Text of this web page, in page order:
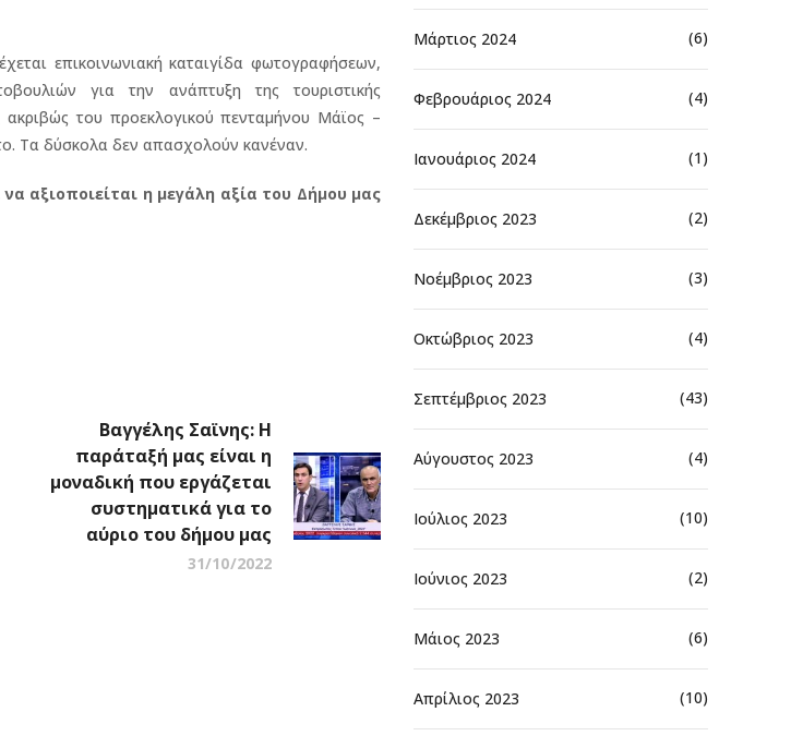
επικοινωνιακή καταιγίδα φωτογραφήσεων,
για την ανάπτυξη της τουριστικής
ακριβώς του προεκλογικού πενταμήνου Μάϊος –
Τα δύσκολα δεν απασχoλούν κανέναν.
αξιοποιείται η μεγάλη αξία του Δήμου μας
Βαγγέλης Σαϊνης: Η
παράταξή μας είναι η
μοναδική που εργάζεται
συστηματικά για το
αύριο του δήμου μας
31/10/2022
Μάρτιος 2024 (6)
Φεβρουάριος 2024 (4)
Ιανουάριος 2024 (1)
Δεκέμβριος 2023 (2)
Νοέμβριος 2023 (3)
Οκτώβριος 2023 (4)
Σεπτέμβριος 2023 (43)
Αύγουστος 2023 (4)
Ιούλιος 2023 (10)
Ιούνιος 2023 (2)
Μάιος 2023 (6)
Απρίλιος 2023 (10)